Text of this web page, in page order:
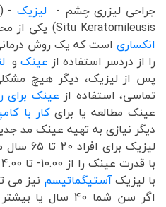
جراحی لیزری چشم - لیزیک
Situ Keratomileusis) یکی از محبوب ترین
انکساری است که یک روش
را از دردسر استفاده از عینک و
پس از لیزیک، دیگر هیچ
تماسی، استفاده از عینک برای
عینک مطالعه یا برای کار با
دیگر نیازی به تهیه عینک مد
لیزیک
با قدرت عینک را از 10.00- تا 4.00 +
با لیزیکآستیگماتیسم نیز می
اگر سن شما 40 سال یا بیشتر است، ممکن است بخواهید